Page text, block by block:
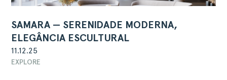
SAMARA — SERENIDADE MODERNA,
ELEGÂNCIA ESCULTURAL
11.12.25
EXPLORE